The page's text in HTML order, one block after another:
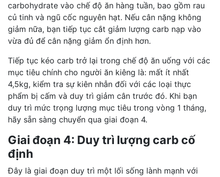
carbohydrate vào chế độ ăn hàng tuần, bao gồm rau
củ tinh và ngũ cốc nguyên hạt. Nếu cân nặng không
giảm nữa, bạn tiếp tục cắt giảm lượng carb nạp vào
vừa đủ để cân nặng giảm ổn định hơn.
Tiếp tục kéo carb trở lại trong chế độ ăn uống với các
mục tiêu chính cho người ăn kiêng là: mất ít nhất
4,5kg, kiểm tra sự kiên nhẫn đối với các loại thực
phẩm bị cấm và duy trì giảm cân trước đó. Khi bạn
duy trì mức trọng lượng mục tiêu trong vòng 1 tháng,
hãy sẵn sàng chuyển qua giai đoạn 4.
Giai đoạn 4: Duy trì lượng carb cố
định
Đây là giai đoạn duy trì một lối sống lành mạnh với